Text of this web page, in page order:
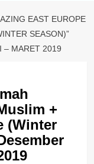
EAST EUROPE
SEASON)”
– MARET 2019
+
(Winter